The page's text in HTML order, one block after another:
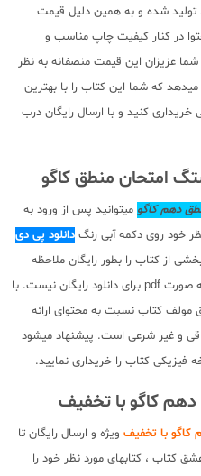
تولید شده و به همین دلیل قیمت
در کنار کیفیت چاپ مناسب و
عزیزان این قیمت منصفانه به نظر
که شما این کتاب را با بهترین
کنید و با ارسال رایگان درب
دهم کاگو میتوانید پس از ورود به
خود روی دکمه آبی رنگ دانلود پی دی
از کتاب را بطور رایگان ملاحظه
نمایید. بدیهی است تمام صفحات کتاب به صورت pdf برای دانلود رایگان نیست. با
مولف کتاب نسبت به محتوای ارائه
و غیر شرعی است. پیشنهاد میشود
کتاب را خریداری نمایید.
کاگو با تخفیف
با تخفیف ویژه و ارسال رایگان تا
کتاب ، کتابهای مورد نظر خود را